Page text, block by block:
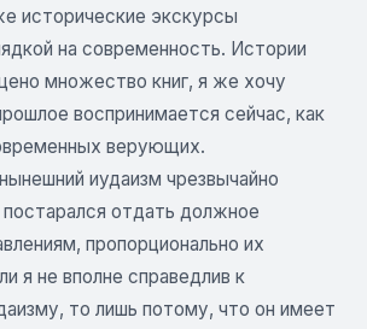
исторические экскурсы
на современность. Истории
множество книг, я же хочу
воспринимается сейчас, как
верующих.
иудаизм чрезвычайно
отдать должное
пропорционально их
я не вполне справедлив к
то лишь потому, что он имеет